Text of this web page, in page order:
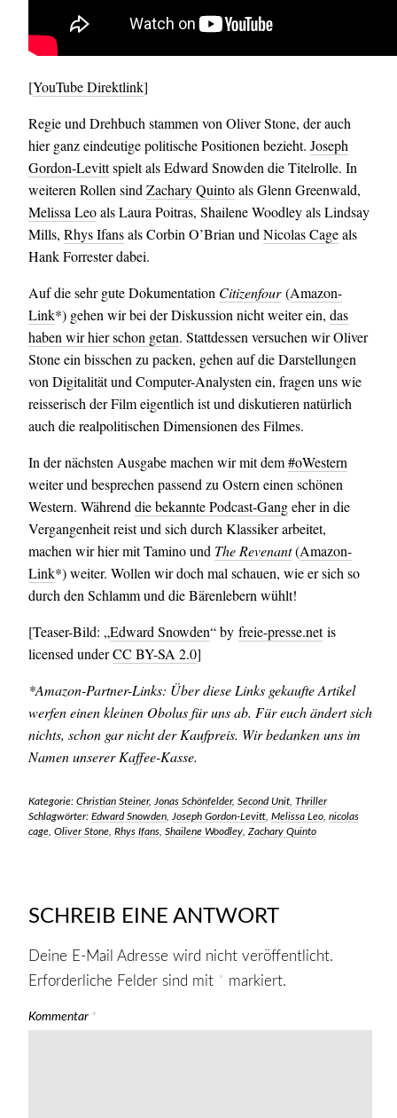
[YouTube Direktlink]
Regie und Drehbuch stammen von Oliver Stone, der auch
hier ganz eindeutige politische Positionen bezieht. Joseph
Gordon-Levittspielt als Edward Snowden die Titelrolle. In
weiteren Rollen sind Zachary Quintoals Glenn Greenwald,
Melissa Leoals Laura Poitras, Shailene Woodley als Lindsay
Mills, Rhys Ifansals Corbin O’Brian und Nicolas Cageals
Hank Forrester dabei.
Auf die sehr gute Dokumentation Citizenfour(Amazon-
Link*) gehen wir bei der Diskussion nicht weiter ein, das
haben wir hier schon getan. Stattdessen versuchen wir Oliver
Stone ein bisschen zu packen, gehen auf die Darstellungen
von Digitalität und Computer-Analysten ein, fragen uns wie
reisserisch der Film eigentlich ist und diskutieren natürlich
auch die realpolitischen Dimensionen des Filmes.
In der nächsten Ausgabe machen wir mit dem#oWestern
weiter und besprechen passend zu Ostern einen schönen
Western. Während die bekannte Podcast-Gangeher in die
Vergangenheit reist und sich durch Klassiker arbeitet,
machen wir hier mit Tamino und The Revenant(Amazon-
Link*) weiter. Wollen wir doch mal schauen, wie er sich so
durch den Schlamm und die Bärenlebern wühlt!
[Teaser-Bild: „Edward Snowden“ by freie-presse.net is
licensed underCC BY-SA 2.0]
*Amazon-Partner-Links: Über diese Links gekaufte Artikel
werfen einen kleinen Obolus für uns ab. Für euch ändert sich
nichts, schon gar nicht der Kaufpreis. Wir bedanken uns im
Namen unserer Kaffee-Kasse.
Kategorie: Christian Steiner, Jonas Schönfelder, Second Unit, Thriller
Schlagwörter: Edward Snowden, Joseph Gordon-Levitt, Melissa Leo, nicolas
cage, Oliver Stone, Rhys Ifans, Shailene Woodley, Zachary Quinto
SCHREIB EINE ANTWORT
Deine E-Mail Adresse wird nicht veröffentlicht.
Erforderliche Felder sind mit * markiert.
Kommentar *